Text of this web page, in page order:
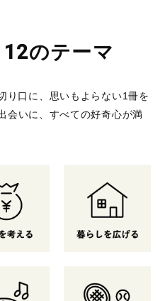
のテーマ
り口に、思いもよらない1冊を
会いに、すべての好奇心が満